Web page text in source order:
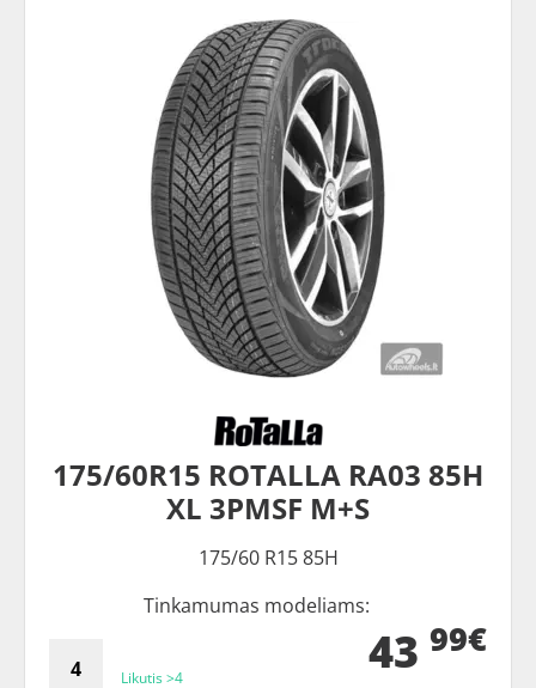
175/60R15 ROTALLA RA03 85H
XL 3PMSF M+S
175/60 R15 85H
Tinkamumas modeliams:
Likutis >4 43 99€